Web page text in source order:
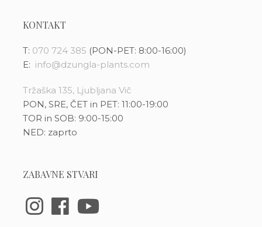
KONTAKT
T: 070 724 385 (PON-PET: 8:00-16:00)
E: info@dzungla-plants.com
Tržaška 135, Ljubljana Vič
PON, SRE, ČET in PET: 11:00-19:00
TOR in SOB: 9:00-15:00
NED: zaprto
ZABAVNE STVARI